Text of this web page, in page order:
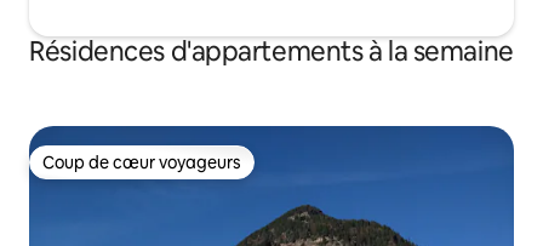
Résidences d'appartements à la semaine
Coup de cœur voyageurs
Coup de cœur voyageurs